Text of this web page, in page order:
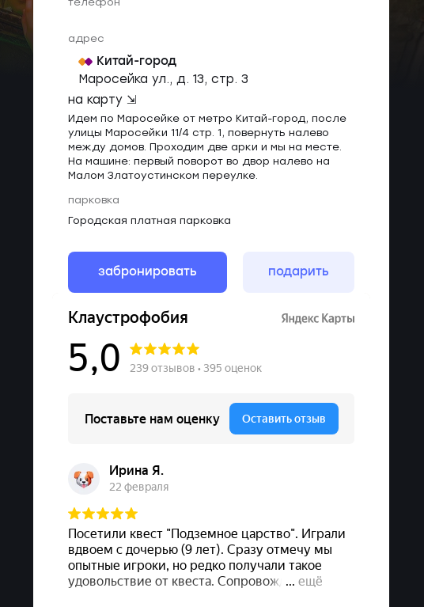
адрес
Китай-город
Маросейка ул., д. 13, cтр. 3
на карту ⇲
Идем по Маросейке от метро Китай-город, после
улицы Маросейки 11/4 стр. 1, повернуть налево
между домов. Проходим две арки и мы на месте.
На машине: первый поворот во двор налево на
Малом Златоустинском переулке.
парковка
Городская платная парковка
забронировать подарить